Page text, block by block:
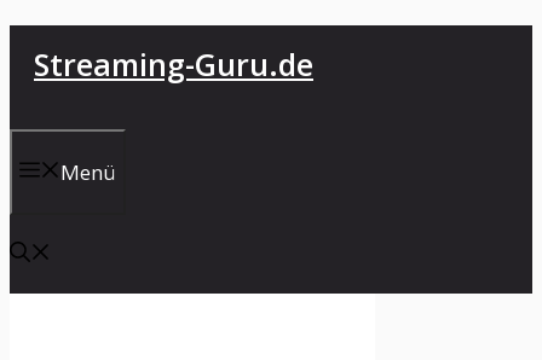
Inhalt
Streaming-Guru.de
Menü